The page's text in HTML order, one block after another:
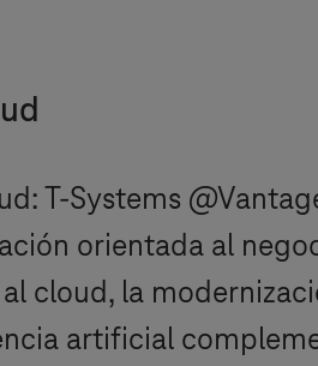
T-Systems
orientada al
cloud, la
artificial